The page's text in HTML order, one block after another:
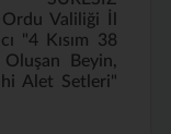
Ordu Valiliği İl
"4 Kısım 38
Beyin,
Alet Setleri"